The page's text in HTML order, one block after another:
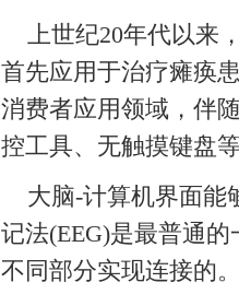
上世纪20年代以来
首先应用于治疗瘫痪
消费者应用领域，伴
控工具、无触摸键盘
大脑-计算机界面能
记法(EEG)是最普通
不同部分实现连接的